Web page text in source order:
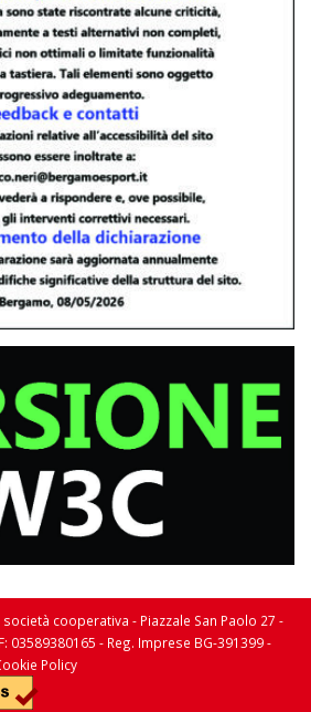
società cooperativa - Piazzale San Paolo 27 -
03589380165 - Reg. Imprese BG-391399 -
Policy